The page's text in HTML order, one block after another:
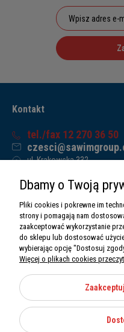
Kontakt
tel./fax 12 270 36 50
ul. Krakowska 332,
Sawim Group Mariusz Zdyb
NIP: 5130284470
REGON: 5246591010
O nas
Informacje
Moje konto
Dbamy o Twoją
Pliki cookies i pokrewne im
strony i pomagają nam
zaakceptować wykorzystanie
do sklepu lub dostosować
wybierając opcję "Dostosuj
Więcej o plikach cookies